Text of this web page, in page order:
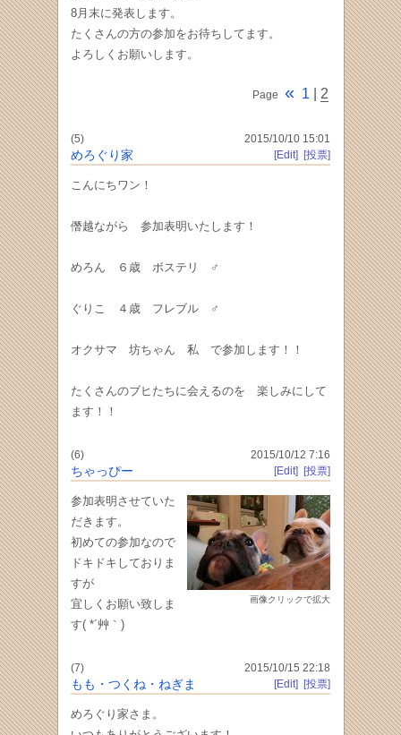
8月末に発表します。
たくさんの方の参加をお待ちしてます。
よろしくお願いします。
Page « 1 2
(5)
めろぐり家
2015/10/10 15:01
[Edit]
[投票]
こんにちワン！
僭越ながら 参加表明いたします！
めろん ６歳 ボステリ ♂
ぐりこ ４歳 フレブル ♂
オクサマ 坊ちゃん 私 で参加します！！
たくさんのブヒたちに会えるのを 楽しみにして
ます！！
(6)
ちゃっぴー
2015/10/12 7:16
[Edit]
[投票]
画像クリックで拡大
参加表明させていた
だきます。
初めての参加なので
ドキドキしておりま
すが
宜しくお願い致しま
す( *´艸｀)
(7)
もも・つくね・ねぎま
2015/10/15 22:18
[Edit]
[投票]
めろぐり家さま。